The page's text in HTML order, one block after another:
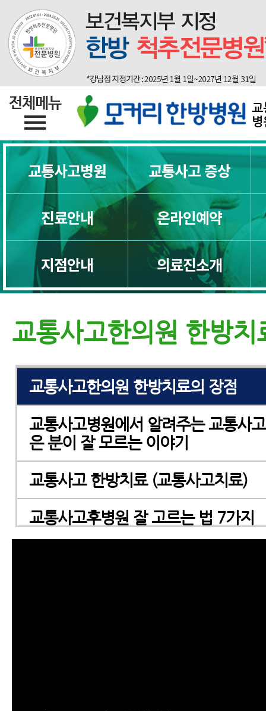
교통사고병원 교통사고 증상
진료안내 온라인예약
지점안내 의료진소개
교통사고한의원 한방치
교통사고한의원
지점소개
자동차보험한의원
교통사고병원 제대로 고르는 8가지
교통사고병원 잘 고르는 7가지 방법
교통사고병원, 첫 병원을 잘 골라야
교통사고한의원 제대로 고르는 5가
교통사고후유증한의원, 교통사고후
교통사고한의원 치료받기 전 꼭 알
교통사고한의원 한방치료의 장점
교통사고병원에서 알려주는 교통사
은 분이 잘 모르는 이야기
교통사고 한방치료 (교통사고치료)
교통사고후병원 잘 고르는 법 7가지